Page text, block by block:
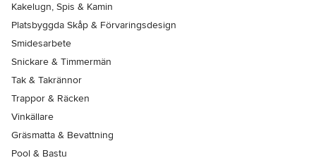
Kakelugn, Spis & Kamin
Platsbyggda Skåp & Förvaringsdesign
Smidesarbete
Snickare & Timmermän
Tak & Takrännor
Trappor & Räcken
Vinkällare
Gräsmatta & Bevattning
Pool & Bastu